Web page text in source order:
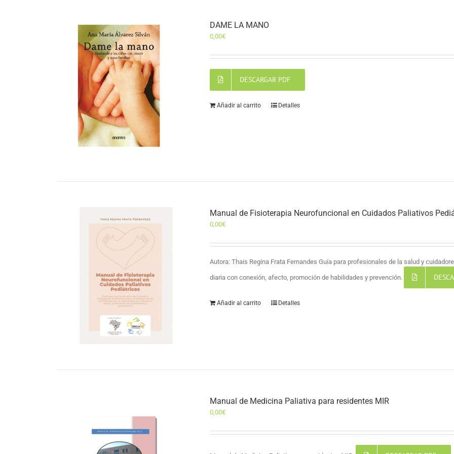
DAME LA MANO
0,00€
DESCARGAR PDF
Añadir al carrito Detalles
Manual de Fisioterapia Neurofuncional en Cuidados Paliativos
0,00€
Autora: Thais Regina Frata Fernandes Guía para profesionales de la salud y
diaria con conexión, afecto, promoción de habilidades y prevención.
Añadir al carrito Detalles
Manual de Medicina Paliativa para residentes MIR
0,00€